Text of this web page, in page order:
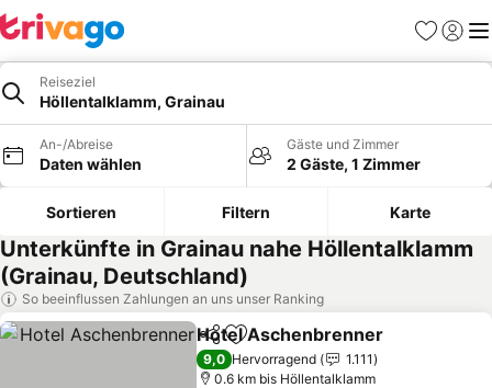
Favoriten
Reiseziel
Höllentalklamm, Grainau
An-/Abreise
Daten wählen
Gäste und Zimmer
2 Gäste, 1 Zimmer
Sortieren Filtern Karte
Unterkünfte in Grainau nahe Höllentalklamm
(Grainau, Deutschland)
So beeinflussen Zahlungen an uns unser Ranking
TeilenZu Favoriten hinzufügen
Hotel Aschenbrenner
9,0 Hervorragend
1.111
0.6 km bis Höllentalklamm